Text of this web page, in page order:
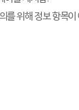
를 위해 정보 항목